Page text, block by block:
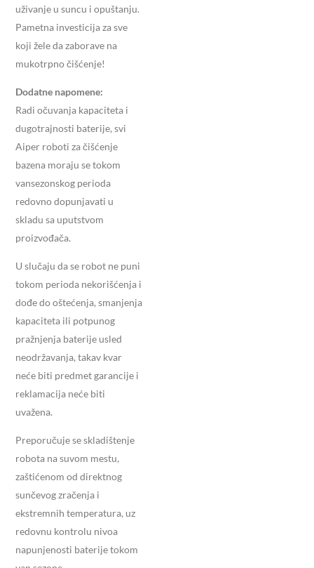
uživanje u suncu i opuštanju.
Pametna investicija za sve
koji žele da zaborave na
mukotrpno čišćenje!
Dodatne napomene:
Radi očuvanja kapaciteta i
dugotrajnosti baterije, svi
Aiper roboti za čišćenje
bazena moraju se tokom
vansezonskog perioda
redovno dopunjavati u
skladu sa uputstvom
proizvođača.
U slučaju da se robot ne puni
tokom perioda nekorišćenja i
dođe do oštećenja, smanjenja
kapaciteta ili potpunog
pražnjenja baterije usled
neodržavanja, takav kvar
neće biti predmet garancije i
reklamacija neće biti
uvažena.
Preporučuje se skladištenje
robota na suvom mestu,
zaštićenom od direktnog
sunčevog zračenja i
ekstremnih temperatura, uz
redovnu kontrolu nivoa
napunjenosti baterije tokom